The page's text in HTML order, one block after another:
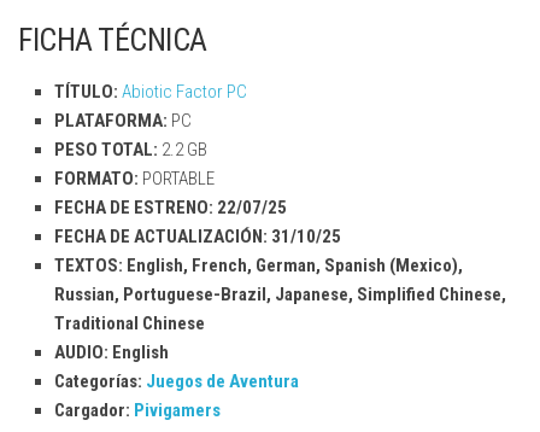
FICHA TÉCNICA
TÍTULO: Abiotic Factor PC
PLATAFORMA: PC
PESO TOTAL: 2.2 GB
FORMATO: PORTABLE
FECHA DE ESTRENO: 22/07/25
FECHA DE ACTUALIZACIÓN: 31/10/25
TEXTOS: English, French, German, Spanish (Mexico),
Russian, Portuguese-Brazil, Japanese, Simplified Chinese,
Traditional Chinese
AUDIO: English
Categorías: Juegos de Aventura
Cargador: Pivigamers